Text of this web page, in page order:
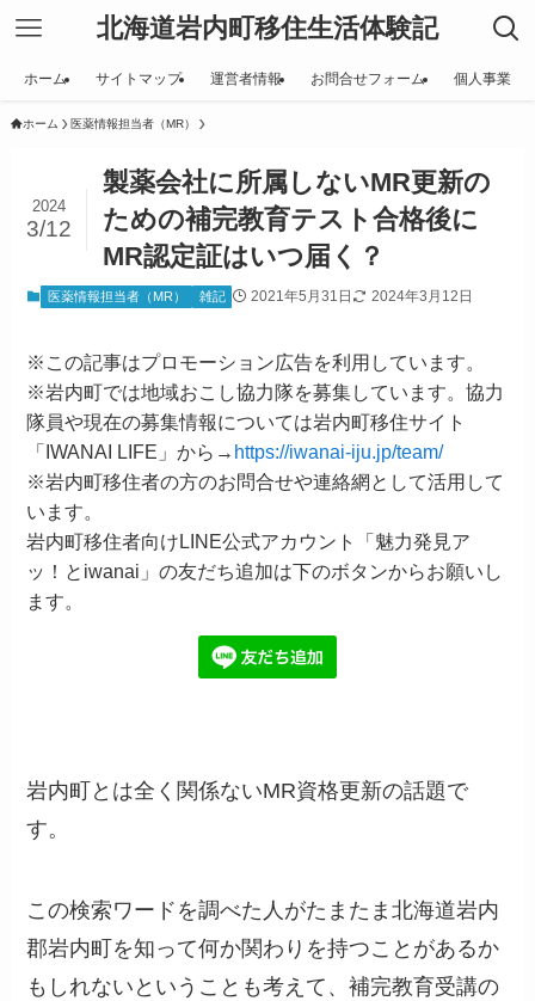
北海道岩内町移住生活体験記
ホーム サイトマップ 運営者情報 お問合せフォーム 個人事業
ホーム 医薬情報担当者（MR）
製薬会社に所属しないMR更新の
ための補完教育テスト合格後に
MR認定証はいつ届く？
2024
3/12
医薬情報担当者（MR） 雑記 2021年5月31日 2024年3月12日
※この記事はプロモーション広告を利用しています。
※岩内町では地域おこし協力隊を募集しています。協力
隊員や現在の募集情報については岩内町移住サイト
「IWANAI LIFE」から→ https://iwanai-iju.jp/team/
※岩内町移住者の方のお問合せや連絡網として活用して
います。
岩内町移住者向けLINE公式アカウント「魅力発見ア
ッ！とiwanai」の友だち追加は下のボタンからお願いし
ます。
岩内町とは全く関係ないMR資格更新の話題で
す。
この検索ワードを調べた人がたまたま北海道岩内
郡岩内町を知って何か関わりを持つことがあるか
もしれないということも考えて、補完教育受講の